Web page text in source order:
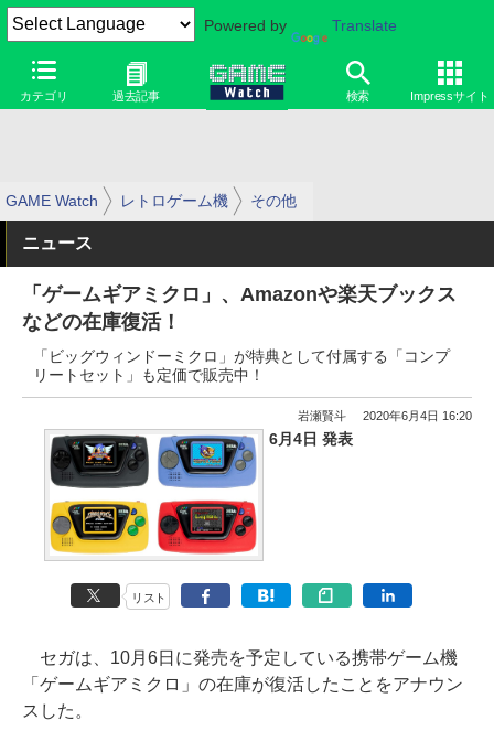
Powered by Translate
カテゴリ 過去記事 検索 Impressサイト
GAME Watch レトロゲーム機 その他
ニュース
「ゲームギアミクロ」、Amazonや楽天ブックス
などの在庫復活！
「ビッグウィンドーミクロ」が特典として付属する「コンプ
リートセット」も定価で販売中！
岩瀬賢斗 2020年6月4日 16:20
6月4日 発表
リスト
セガは、10月6日に発売を予定している携帯ゲーム機
「ゲームギアミクロ」の在庫が復活したことをアナウン
スした。